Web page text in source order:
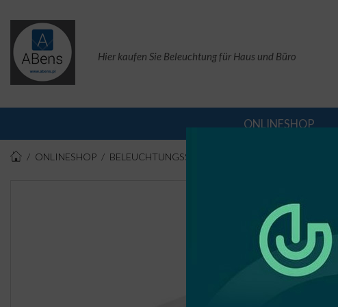
Hier kaufen Sie Beleuchtung für Haus und Büro
ONLINESHOP
ONLINESHOP BELEUCHTUNGSSETS